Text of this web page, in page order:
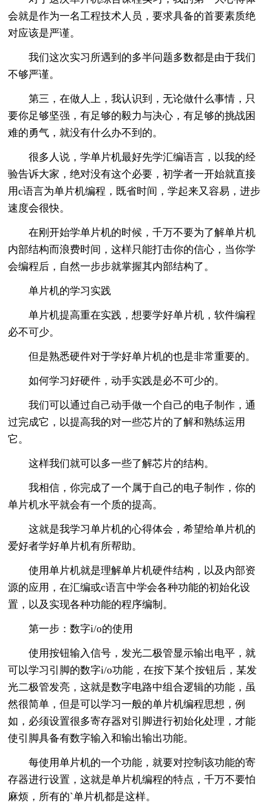
会就是作为一名工程技术人员，要求具备的首要素质绝
对应该是严谨。
我们这次实习所遇到的多半问题多数都是由于我们
不够严谨。
第三，在做人上，我认识到，无论做什么事情，只
要你足够坚强，有足够的毅力与决心，有足够的挑战困
难的勇气，就没有什么办不到的。
很多人说，学单片机最好先学汇编语言，以我的经
验告诉大家，绝对没有这个必要，初学者一开始就直接
用c语言为单片机编程，既省时间，学起来又容易，进步
速度会很快。
在刚开始学单片机的时候，千万不要为了解单片机
内部结构而浪费时间，这样只能打击你的信心，当你学
会编程后，自然一步步就掌握其内部结构了。
单片机的学习实践
单片机提高重在实践，想要学好单片机，软件编程
必不可少。
但是熟悉硬件对于学好单片机的也是非常重要的。
如何学习好硬件，动手实践是必不可少的。
我们可以通过自己动手做一个自己的电子制作，通
过完成它，以提高我的对一些芯片的了解和熟练运用
它。
这样我们就可以多一些了解芯片的结构。
我相信，你完成了一个属于自己的电子制作，你的
单片机水平就会有一个质的提高。
这就是我学习单片机的心得体会，希望给单片机的
爱好者学好单片机有所帮助。
使用单片机就是理解单片机硬件结构，以及内部资
源的应用，在汇编或c语言中学会各种功能的初始化设
置，以及实现各种功能的程序编制。
第一步：数字i/o的使用
使用按钮输入信号，发光二极管显示输出电平，就
可以学习引脚的数字i/o功能，在按下某个按钮后，某发
光二极管发亮，这就是数字电路中组合逻辑的功能，虽
然很简单，但是可以学习一般的单片机编程思想，例
如，必须设置很多寄存器对引脚进行初始化处理，才能
使引脚具备有数字输入和输出输出功能。
每使用单片机的一个功能，就要对控制该功能的寄
存器进行设置，这就是单片机编程的特点，千万不要怕
麻烦，所有的`单片机都是这样。